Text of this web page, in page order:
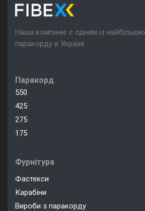
Наша компаніє є одним із
паракорду в Україні
Паракорд
550
425
275
175
Фурнітура
Фастекси
Карабіни
Вироби з паракорду